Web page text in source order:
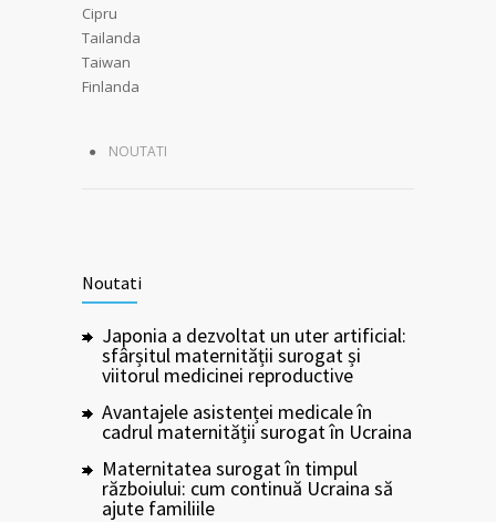
Cipru
Tailanda
Taiwan
Finlanda
NOUTATI
Noutati
Japonia a dezvoltat un uter artificial:
sfârșitul maternității surogat și
viitorul medicinei reproductive
Avantajele asistenței medicale în
cadrul maternității surogat în Ucraina
Maternitatea surogat în timpul
războiului: cum continuă Ucraina să
ajute familiile